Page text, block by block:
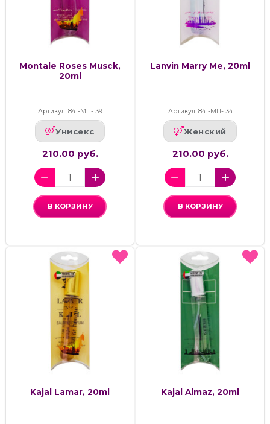
Montale Roses Musck,
20ml
Артикул: 841-МП-139
Унисекс
210.00 руб.
В КОРЗИНУ
Lanvin Marry Me, 20ml
Артикул: 841-МП-134
Женский
210.00 руб.
В КОРЗИНУ
Kajal Lamar, 20ml Kajal Almaz, 20ml